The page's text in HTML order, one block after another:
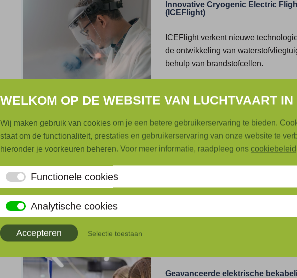
Innovative Cryogenic Electric
(ICEFlight)
ICEFlight verkent nieuwe
de ontwikkeling van
behulp van brandstofcellen.
Materialen, productietechnologie
constructies
thermoplast composieten en
Geavanceerde elektrische
WELKOM OP DE WEBSITE VAN LUCHTVAART IN
Wij maken gebruik van cookies om je een betere gebruikerservaring te bieden.
staat om de functionaliteit, prestaties en gebruikerservaring van onze website te
hieronder je voorkeuren beheren. Voor meer informatie, raadpleeg ons cookiebeleid.
Functionele cookies
Analytische cookies
Accepteren Selectie toestaan